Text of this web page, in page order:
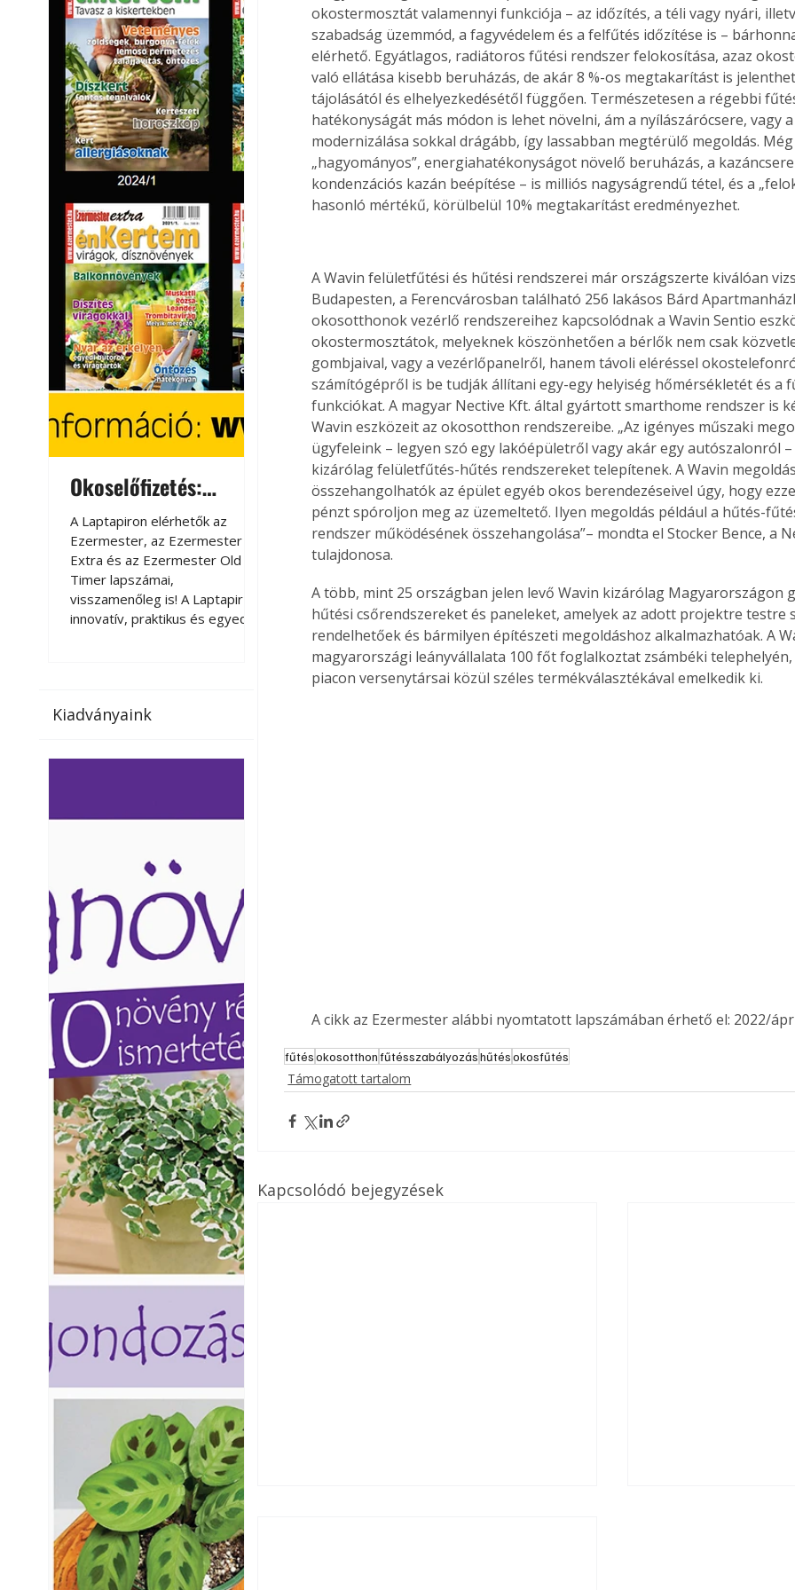
Okoselőfizetés:
Ezermester Extra
A Laptapiron elérhetők az
Ezermester, az Ezermester
Extra és az Ezermester Old
Timer lapszámai,
visszamenőleg is! A Laptapir új,
innovatív, praktikus és egyedi
az otthonában, útközben vagy
elérhetők lapszámaink. Bárhol,
Okoselőfizetés
A Laptapiron elérhetők az
Ezermester, az Ezermester
Extra és az Ezermester Old
visszamenőleg is! A Laptapir új,
innovatív, praktikus és egyedi
megoldás a nyomtatott
magazinok digitális olvasására
számítógépen, okostelefonon
Együtt jobban megéri!
Bővebb információ itt!
Együtt jobban megéri! A
könyvek tetszőleges
megrendelhetők!
Kiadványaink
okostermosztát valamennyi funkciója – az időzítés, a téli vagy nyári,
szabadság üzemmód, a fagyvédelem és a felfűtés időzítése is –
elérhető. Egyátlagos, radiátoros fűtési rendszer felokosítása, azaz
való ellátása kisebb beruházás, de akár 8 %-os megtakarítást is
tájolásától és elhelyezkedésétől függően. Természetesen a régebbi
hatékonyságát más módon is lehet növelni, ám a nyílászárócsere, vagy
modernizálása sokkal drágább, így lassabban megtérülő megoldás.
„hagyományos”, energiahatékonyságot növelő beruházás, a
kondenzációs kazán beépítése – is milliós nagyságrendű tétel, és a
hasonló mértékű, körülbelül 10% megtakarítást eredményezhet.
A Wavin felületfűtési és hűtési rendszerei már országszerte kiválóan
Budapesten, a Ferencvárosban található 256 lakásos Bárd
okosotthonok vezérlő rendszereihez kapcsolódnak a Wavin Sentio
okostermosztátok, melyeknek köszönhetően a bérlők nem csak
gombjaival, vagy a vezérlőpanelről, hanem távoli eléréssel
számítógépről is be tudják állítani egy-egy helyiség hőmérsékletét és a
funkciókat. A magyar Nective Kft. által gyártott smarthome rendszer is
Wavin eszközeit az okosotthon rendszereibe. „Az igényes műszaki
ügyfeleink – legyen szó egy lakóépületről vagy akár egy autószalonról
kizárólag felületfűtés-hűtés rendszereket telepítenek. A Wavin
összehangolhatók az épület egyéb okos berendezéseivel úgy, hogy
pénzt spóroljon meg az üzemeltető. Ilyen megoldás például a hűtés-
rendszer működésének összehangolása”– mondta el Stocker Bence, a
tulajdonosa.
A több, mint 25 országban jelen levő Wavin kizárólag Magyarországon
hűtési csőrendszereket és paneleket, amelyek az adott projektre testre
rendelhetőek és bármilyen építészeti megoldáshoz alkalmazhatóak. A
magyarországi leányvállalata 100 főt foglalkoztat zsámbéki
piacon versenytársai közül széles termékválasztékával emelkedik ki.
A cikk az Ezermester alábbi nyomtatott lapszámában érhető el: 2022/
fűtésokosotthonfűtésszabályozáshűtésokosfűtés
Támogatott tartalom
Kapcsolódó bejegyzések